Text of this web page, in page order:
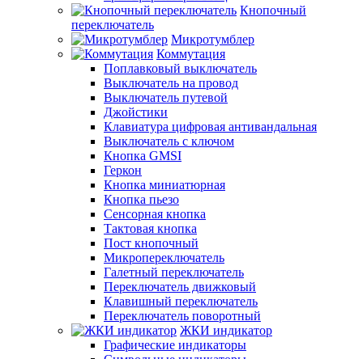
Кнопочный
переключатель
Микротумблер
Коммутация
Поплавковый выключатель
Выключатель на провод
Выключатель путевой
Джойстики
Клавиатура цифровая антивандальная
Выключатель с ключом
Кнопка GMSI
Геркон
Кнопка миниатюрная
Кнопка пьезо
Сенсорная кнопка
Тактовая кнопка
Пост кнопочный
Микропереключатель
Галетный переключатель
Переключатель движковый
Клавишный переключатель
Переключатель поворотный
ЖКИ индикатор
Графические индикаторы